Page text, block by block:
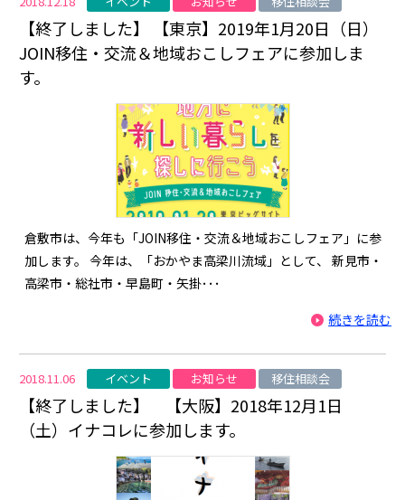
【終了しました】 【東京】2019年1月20日（日）
JOIN移住・交流＆地域おこしフェアに参加しま
す。
倉敷市は、今年も「JOIN移住・交流＆地域おこしフェア」に参
加します。 今年は、「おかやま高梁川流域」として、 新見市・
高梁市・総社市・早島町・矢掛･･･
続きを読む
2018.11.06 イベント お知らせ 移住相談会
【終了しました】 【大阪】2018年12月1日
（土）イナコレに参加します。